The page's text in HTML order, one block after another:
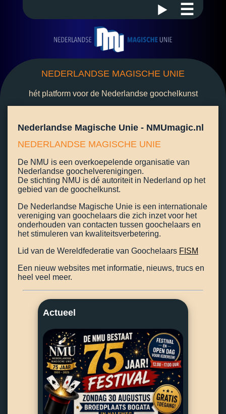
☰
NEDERLANDSE MAGISCHE UNIE
hét platform voor de Nederlandse goochelkunst
Nederlandse Magische Unie - NMUmagic.nl
NEDERLANDSE MAGISCHE UNIE
De NMU is een overkoepelende organisatie van
Nederlandse goochelverenigingen.
De stichting NMU is dé autoriteit in Nederland op het
gebied van de goochelkunst.
De Nederlandse Magische Unie is een internationale
vereniging van goochelaars die zich inzet voor het
onderhouden van contacten tussen goochelaars en
het stimuleren van kwaliteitsverbetering.
Lid van de Wereldfederatie van Goochelaars FISM
Een nieuw websites met informatie, nieuws, trucs en
heel veel meer.
Actueel